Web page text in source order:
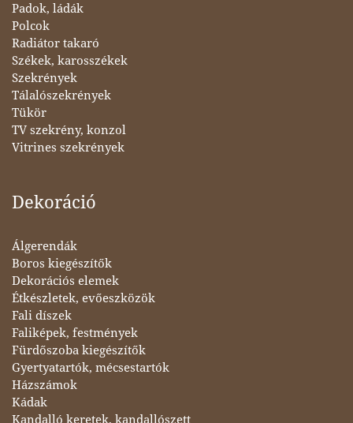
Padok, ládák
Polcok
Radiátor takaró
Székek, karosszékek
Szekrények
Tálalószekrények
Tükör
TV szekrény, konzol
Vitrines szekrények
Dekoráció
Álgerendák
Boros kiegészítők
Dekorációs elemek
Étkészletek, evőeszközök
Fali díszek
Faliképek, festmények
Fürdőszoba kiegészítők
Gyertyatartók, mécsestartók
Házszámok
Kádak
Kandalló keretek, kandallószett